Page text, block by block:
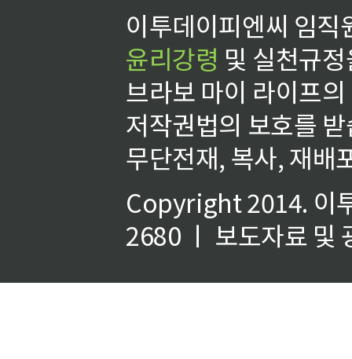
이투데이피엔씨 임
윤리강령 및 실천규
브라보 마이 라이프
저작권법의 보호를
무단전재, 복사, 재배
Copyright 2014. 이
2680 ㅣ 보도자료